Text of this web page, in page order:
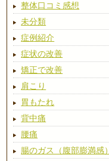
整体口コミ感想
未分類
症例紹介
症状の改善
矯正で改善
肩こり
胃もたれ
背中痛
腰痛
腸のガス（腹部膨満感）